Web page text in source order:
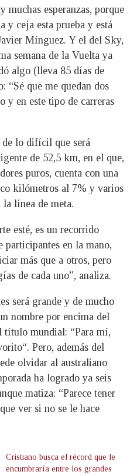
muchas esperanzas, porque
y ceja esta prueba y está
Mínguez. Y el del Sky,
semana de la Vuelta ya
algo (lleva 85 días de
“Sé que me quedan dos
y en este tipo de carreras
de lo difícil que será
de 52,5 km, en el que,
puros, cuenta con una
kilómetros al 7% y varios
la línea de meta.
esté, es un recorrido
participantes en la mano,
más que a otros, pero
de cada uno”, analiza.
será grande y de mucho
nombre por encima del
título mundial: “Para mí,
Pero, además del
olvidar al australiano
ha logrado ya seis
matiza: “Parece tener
ver si no se le hace
Cristiano busca el récord que le
encumbraría entre los grandes